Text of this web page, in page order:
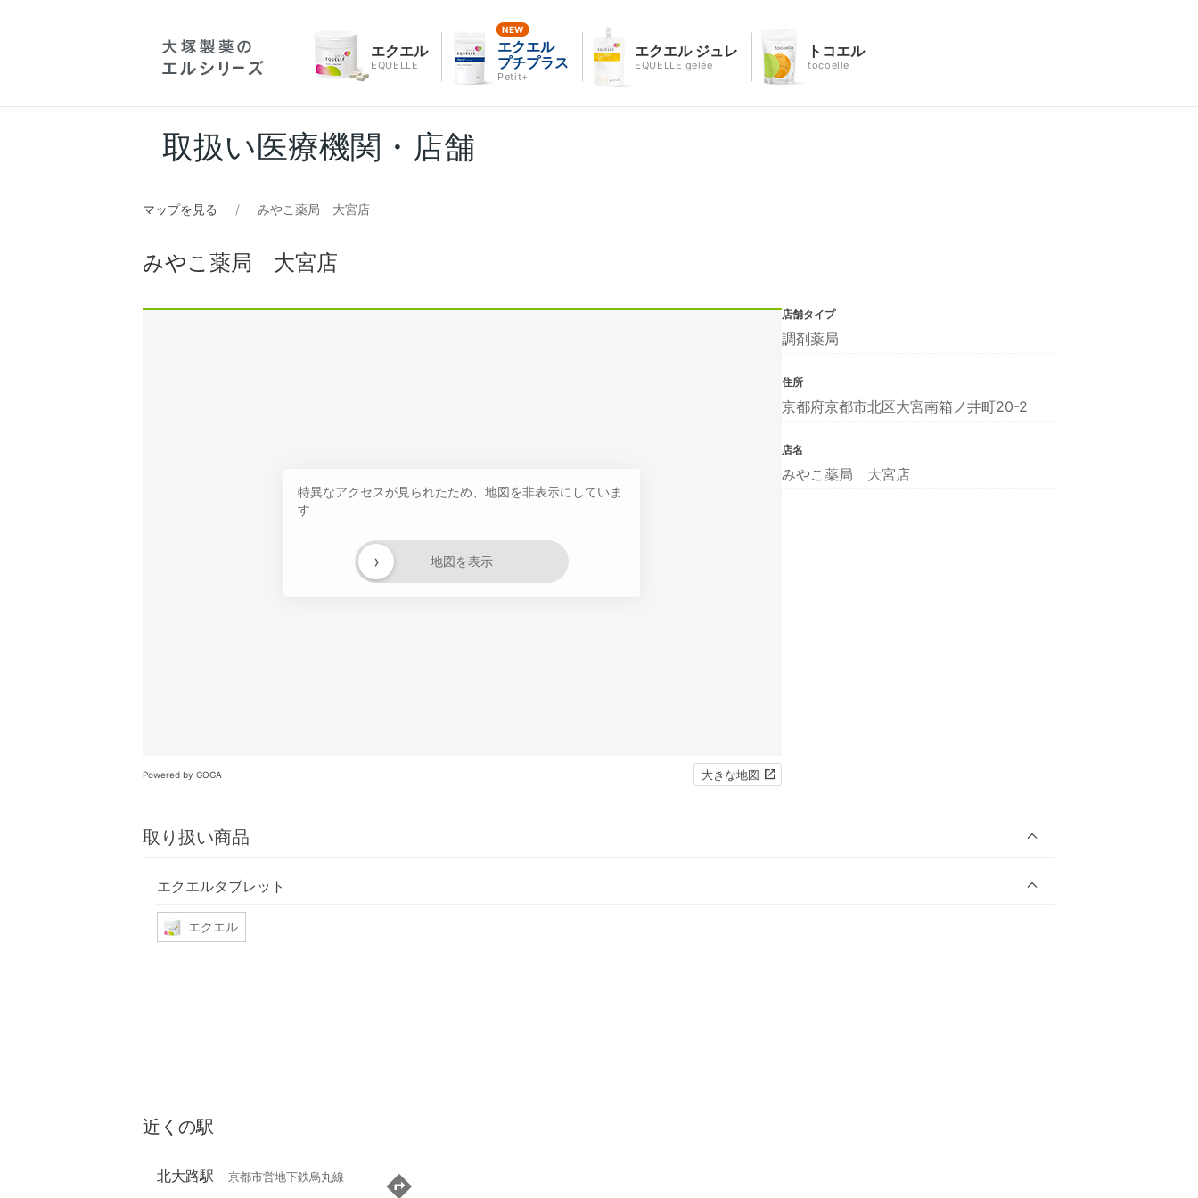
エクエル
EQUELLE
エクエル
プチプラス
Petit+
エクエル ジュレ
EQUELLE gelée
トコエル
tocoelle
取扱い医療機関・店舗
マップを見る みやこ薬局 大宮店
みやこ薬局 大宮店
特異なアクセスが見られたため、地図を非表示にしていま
す
地図を表示
›
Powered by GOGA 大きな地図
取り扱い商品
エクエルタブレット
エクエル
店舗タイプ
調剤薬局
住所
京都府京都市北区大宮南箱ノ井町20-2
店名
みやこ薬局 大宮店
近くの駅
北大路駅 京都市営地下鉄烏丸線